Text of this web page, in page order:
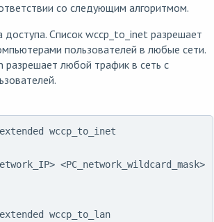
со следующим алгоритмом.
доступа. Список wccp_to_inet разрешает
пользователей в любые сети.
разрешает любой трафик в сеть с
wccp_to_inet
<PC_network_wildcard_mask>
wccp_to_lan